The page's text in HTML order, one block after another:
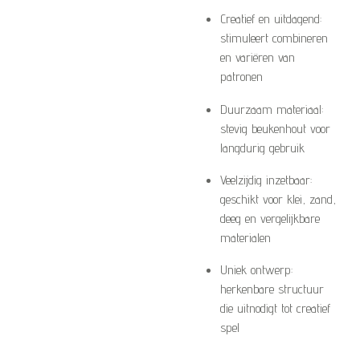
Creatief en uitdagend:
stimuleert combineren
en variëren van
patronen
Duurzaam materiaal:
stevig beukenhout voor
langdurig gebruik
Veelzijdig inzetbaar:
geschikt voor klei, zand,
deeg en vergelijkbare
materialen
Uniek ontwerp:
herkenbare structuur
die uitnodigt tot creatief
spel